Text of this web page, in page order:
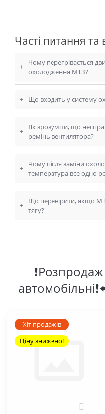
Часті питання та
+
Чому перегрівається
охолодження МТЗ?
+ Що входить у систему
+
Як зрозуміти, що
ремінь вентилятора?
+
Чому після заміни
температура все одно
+
Що перевірити, якщо
тягу?
Хіт продажів
Ціну знижено!